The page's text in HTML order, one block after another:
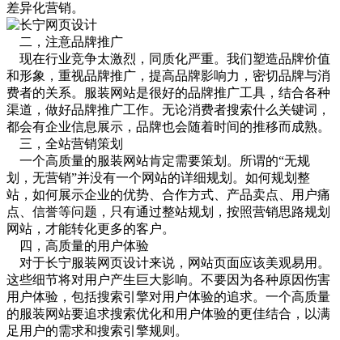
差异化营销。
二，注意品牌推广
现在行业竞争太激烈，同质化严重。我们塑造品牌价值
和形象，重视品牌推广，提高品牌影响力，密切品牌与消
费者的关系。服装网站是很好的品牌推广工具，结合各种
渠道，做好品牌推广工作。无论消费者搜索什么关键词，
都会有企业信息展示，品牌也会随着时间的推移而成熟。
三，全站营销策划
一个高质量的服装网站肯定需要策划。所谓的“无规
划，无营销”并没有一个网站的详细规划。如何规划整
站，如何展示企业的优势、合作方式、产品卖点、用户痛
点、信誉等问题，只有通过整站规划，按照营销思路规划
网站，才能转化更多的客户。
四，高质量的用户体验
对于长宁服装网页设计来说，网站页面应该美观易用。
这些细节将对用户产生巨大影响。不要因为各种原因伤害
用户体验，包括搜索引擎对用户体验的追求。一个高质量
的服装网站要追求搜索优化和用户体验的更佳结合，以满
足用户的需求和搜索引擎规则。